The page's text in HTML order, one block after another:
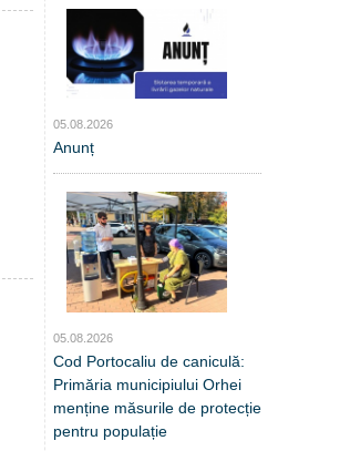
05.08.2026
Anunț
05.08.2026
Cod Portocaliu de caniculă:
Primăria municipiului Orhei
menține măsurile de protecție
pentru populație